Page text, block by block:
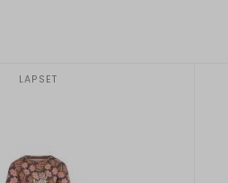
LAPSET